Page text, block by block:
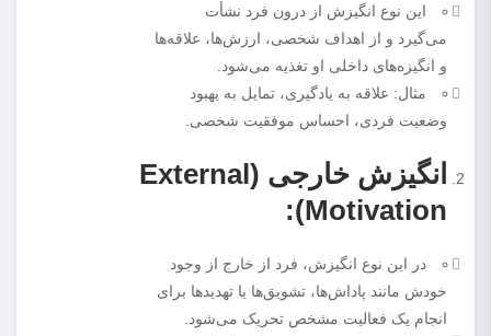
این نوع انگیزش از درون فرد نشأت
می‌گیرد و از اهداف شخصی، ارزش‌ها، علاقه‌ها
و انگیزه‌های داخلی او تغذیه می‌شود.
مثال: علاقه به یادگیری، تمایل به بهبود
وضعیت فردی، احساس موفقیت شخصی.
انگیزش خارجی (External
Motivation):
در این نوع انگیزش، فرد از خارج از وجود
خودش مانند پاداش‌ها، تشویق‌ها یا تهدیدها برای
انجام یک فعالیت مشخص تحریک می‌شود.